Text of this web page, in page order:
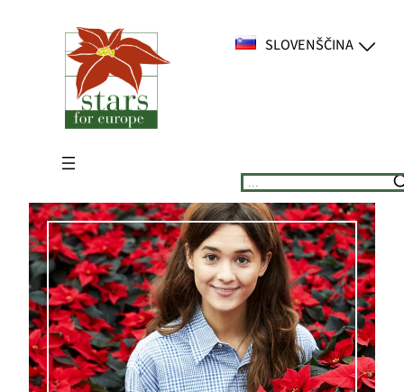
SLOVENŠČINA
Suchen